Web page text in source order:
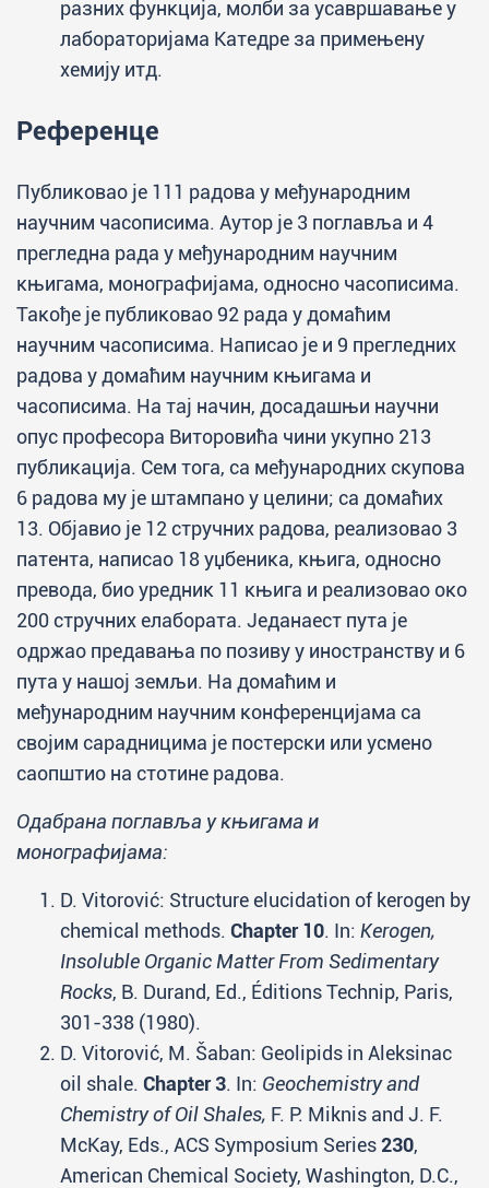
разних функција, молби за усавршавање у
лабораторијама Катедре за примењену
хемију итд.
Референце
Публиковао је 111 радова у међународним
научним часописима. Аутор је 3 поглавља и 4
прегледна рада у међународним научним
књигама, монографијама, односно часописима.
Такође је публиковао 92 рада у домаћим
научним часописима. Написао је и 9 прегледних
радова у домаћим научним књигама и
часописима. На тај начин, досадашњи научни
опус професора Виторовића чини укупно 213
публикација. Сем тога, са међународних скупова
6 радова му је штампано у целини; са домаћих
13. Објавио је 12 стручних радова, реализовао 3
патента, написао 18 уџбеника, књига, односно
превода, био уредник 11 књига и реализовао око
200 стручних елабората. Једанаест пута је
одржао предавања по позиву у иностранству и 6
пута у нашој земљи. На домаћим и
међународним научним конференцијама са
својим сарадницима је постерски или усмено
саопштио на стотине радова.
Одабрана поглавља у књигама и
монографијама:
D. Vitorović: Structure elucidation of kerogen by
chemical methods. Chapter 10. In: Kerogen,
Insoluble Organic Matter From Sedimentary
Rocks, B. Durand, Ed., Éditions Technip, Paris,
301-338 (1980).
D. Vitorović, M. Šaban: Geolipids in Aleksinac
oil shale. Chapter 3. In: Geochemistry and
Chemistry of Oil Shales, F. P. Miknis and J. F.
McKay, Eds., ACS Symposium Series230,
American Chemical Society, Washington, D.C.,